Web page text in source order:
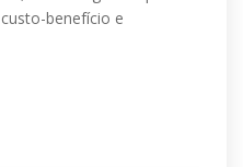
benefício e